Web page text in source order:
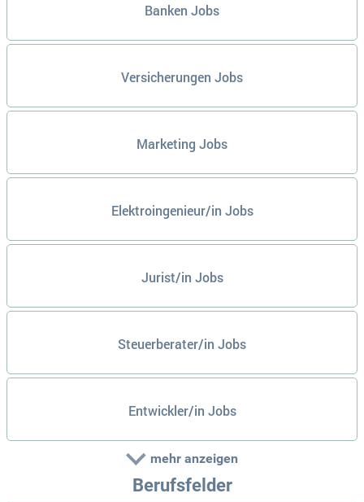
Banken Jobs
Versicherungen Jobs
Marketing Jobs
Elektroingenieur/in Jobs
Jurist/in Jobs
Steuerberater/in Jobs
Entwickler/in Jobs
mehr anzeigen
Berufsfelder